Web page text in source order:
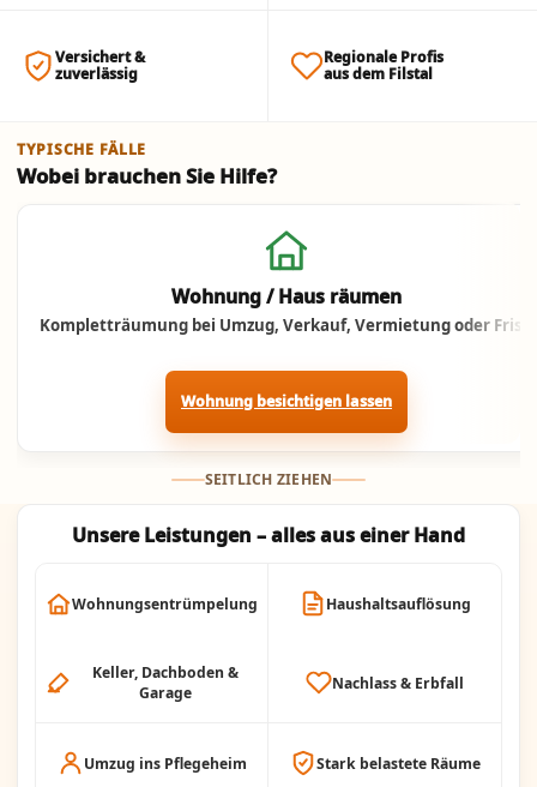
Jetzt anrufen
Versichert &
zuverlässig
Regionale Profis
aus dem Filstal
TYPISCHE FÄLLE
Wobei brauchen Sie Hilfe?
Wohnung / Haus räumen
Kompletträumung bei Umzug, Verkauf, Vermietung oder Frist.
Wohnung besichtigen lassen
SEITLICH ZIEHEN
Unsere Leistungen – alles aus einer Hand
Wohnungsentrümpelung Haushaltsauflösung
Keller, Dachboden &
Garage
Nachlass & Erbfall
Umzug ins Pflegeheim Stark belastete Räume